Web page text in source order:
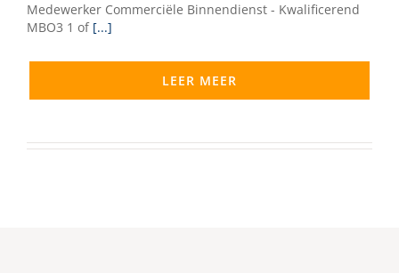
Medewerker Commerciële Binnendienst - Kwalificerend
MBO3 1 of [...]
LEER MEER